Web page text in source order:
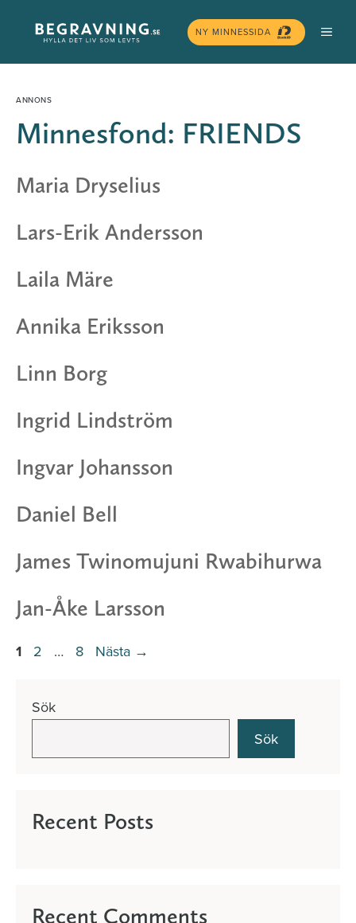
innehåll
NY MINNESSIDA
Minnesfond: FRIENDS
Maria Dryselius
Lars-Erik Andersson
Laila Märe
Annika Eriksson
Linn Borg
Ingrid Lindström
Ingvar Johansson
Daniel Bell
James Twinomujuni Rwabihurwa
Jan-Åke Larsson
Sida
1 Sida
2 … Sida
8 Nästa →
Sök
Sök
Recent Posts
Recent Comments